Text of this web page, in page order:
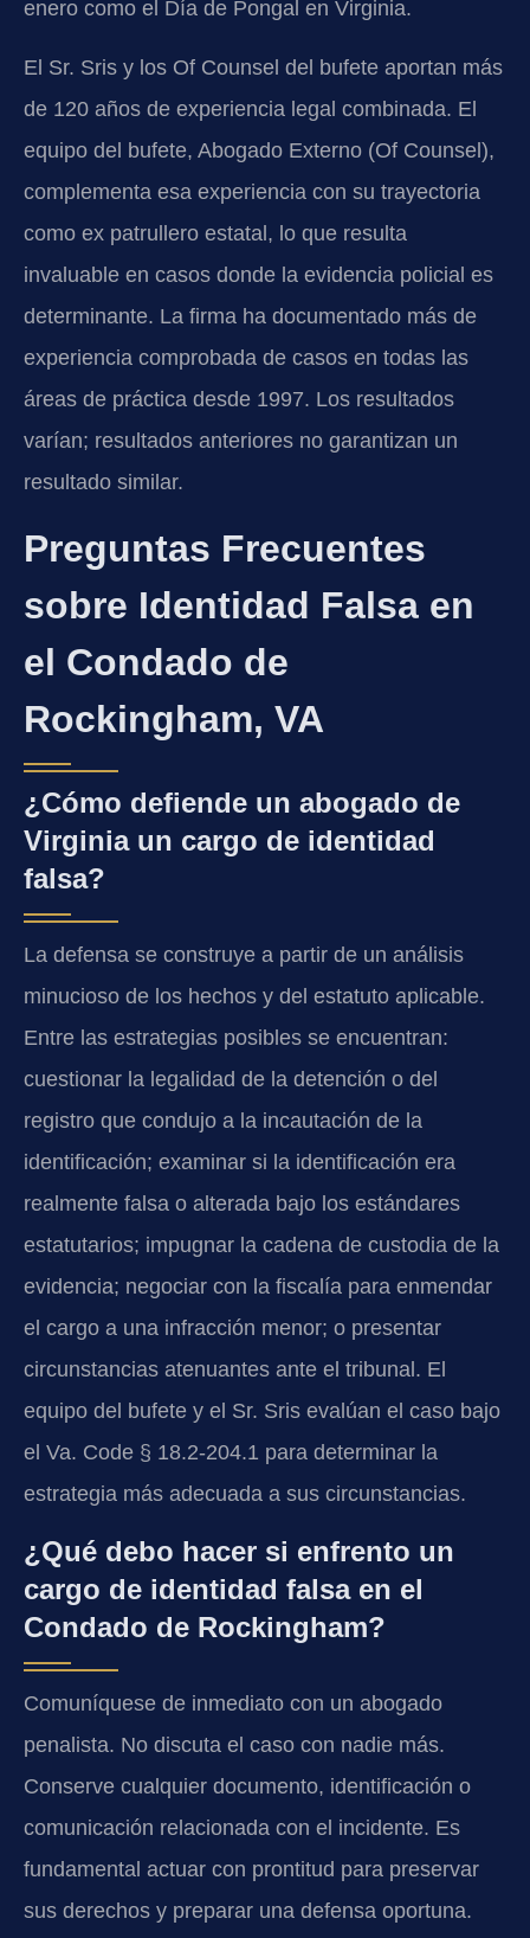
enero como el Día de Pongal en Virginia.
El Sr. Sris y los Of Counsel del bufete aportan más
de 120 años de experiencia legal combinada. El
equipo del bufete, Abogado Externo (Of Counsel),
complementa esa experiencia con su trayectoria
como ex patrullero estatal, lo que resulta
invaluable en casos donde la evidencia policial es
determinante. La firma ha documentado más de
experiencia comprobada de casos en todas las
áreas de práctica desde 1997. Los resultados
varían; resultados anteriores no garantizan un
resultado similar.
Preguntas Frecuentes
sobre Identidad Falsa en
el Condado de
Rockingham, VA
¿Cómo defiende un abogado de
Virginia un cargo de identidad
falsa?
La defensa se construye a partir de un análisis
minucioso de los hechos y del estatuto aplicable.
Entre las estrategias posibles se encuentran:
cuestionar la legalidad de la detención o del
registro que condujo a la incautación de la
identificación; examinar si la identificación era
realmente falsa o alterada bajo los estándares
estatutarios; impugnar la cadena de custodia de la
evidencia; negociar con la fiscalía para enmendar
el cargo a una infracción menor; o presentar
circunstancias atenuantes ante el tribunal. El
equipo del bufete y el Sr. Sris evalúan el caso bajo
el Va. Code § 18.2-204.1 para determinar la
estrategia más adecuada a sus circunstancias.
¿Qué debo hacer si enfrento un
cargo de identidad falsa en el
Condado de Rockingham?
Comuníquese de inmediato con un abogado
penalista. No discuta el caso con nadie más.
Conserve cualquier documento, identificación o
comunicación relacionada con el incidente. Es
fundamental actuar con prontitud para preservar
sus derechos y preparar una defensa oportuna.